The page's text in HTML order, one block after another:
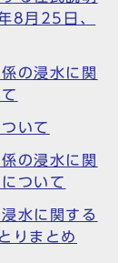
8月25日、
の浸水に関
いて
の浸水に関
ついて
水に関する
りまとめ